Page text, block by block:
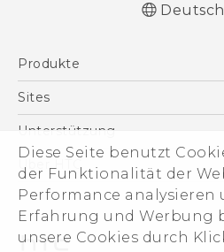
Diese Seite benutzt
der Funktionalität der
Performance analysieren
Erfahrung und Werbung
unsere Cookies durch
behördliche
Produkte
Smartphones
VIVE
Zubehör
Sites
HTC Dev
HTC Vive
Unterstützung
Unterstützung
eCommerce Support
Über HTC
ESG
Impressum